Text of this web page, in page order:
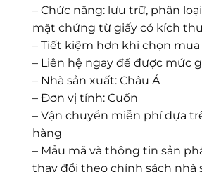
– Chức năng: lưu trữ, phân
mặt chứng từ giấy có kích
– Tiết kiệm hơn khi chọn
– Liên hệ ngay để được mức
– Nhà sản xuất: Châu Á
– Đơn vị tính: Cuốn
– Vận chuyển miễn phí dựa
hàng
– Mẫu mã và thông tin sản
thay đổi theo chính sách nhà